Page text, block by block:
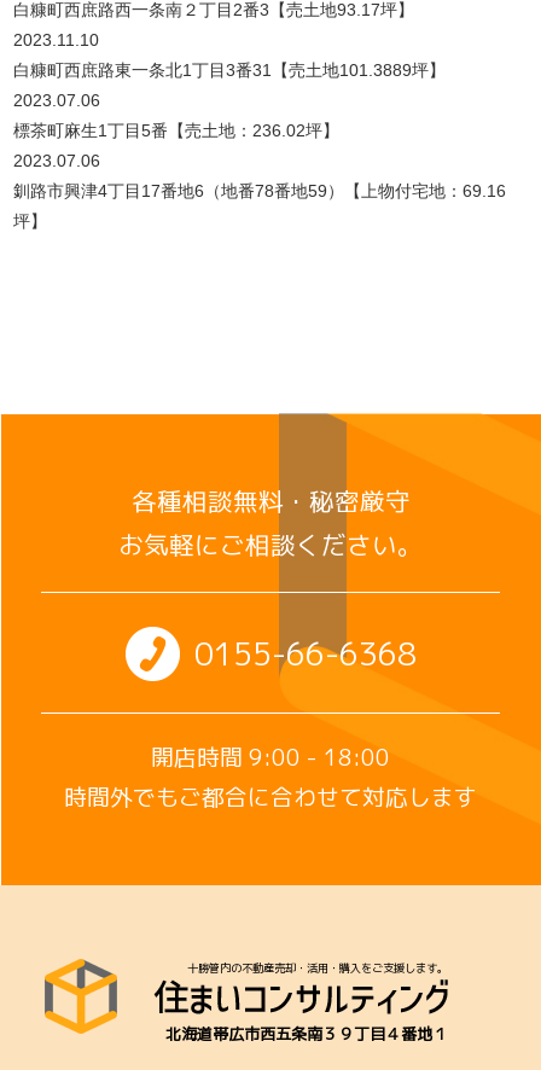
白糠町西庶路西一条南２丁目2番3【売土地93.17坪】
2023.11.10
白糠町西庶路東一条北1丁目3番31【売土地101.3889坪】
2023.07.06
標茶町麻生1丁目5番【売土地：236.02坪】
2023.07.06
釧路市興津4丁目17番地6（地番78番地59）【上物付宅地：69.16
坪】
各種相談無料・秘密厳守
お気軽にご相談ください。
0155-66-6368
開店時間 9:00 - 18:00
時間外でもご都合に合わせて対応します
十勝管内の不動産売却・活用・購入をご支援します。
北海道帯広市西五条南３９丁目４番地１